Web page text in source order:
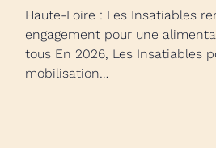
Haute-Loire : Les Insatiables
engagement pour une
tous En 2026, Les Insatiables
mobilisation…